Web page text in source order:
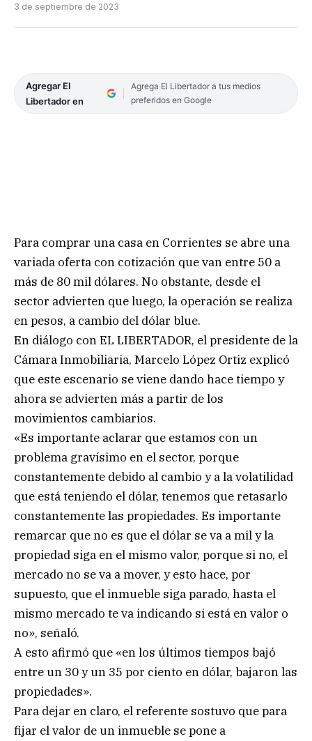
3 de septiembre de 2023
Agregar El
Libertador en
Agrega El Libertador a tus medios
preferidos en Google
Para comprar una casa en Corrientes se abre una
variada oferta con cotización que van entre 50 a
más de 80 mil dólares. No obstante, desde el
sector advierten que luego, la operación se realiza
en pesos, a cambio del dólar blue.
En diálogo con EL LIBERTADOR, el presidente de la
Cámara Inmobiliaria, Marcelo López Ortiz explicó
que este escenario se viene dando hace tiempo y
ahora se advierten más a partir de los
movimientos cambiarios.
«Es importante aclarar que estamos con un
problema gravísimo en el sector, porque
constantemente debido al cambio y a la volatilidad
que está teniendo el dólar, tenemos que retasarlo
constantemente las propiedades. Es importante
remarcar que no es que el dólar se va a mil y la
propiedad siga en el mismo valor, porque si no, el
mercado no se va a mover, y esto hace, por
supuesto, que el inmueble siga parado, hasta el
mismo mercado te va indicando si está en valor o
no», señaló.
A esto afirmó que «en los últimos tiempos bajó
entre un 30 y un 35 por ciento en dólar, bajaron las
propiedades».
Para dejar en claro, el referente sostuvo que para
fijar el valor de un inmueble se pone a